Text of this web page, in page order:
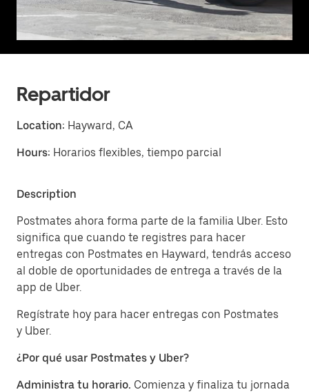
Repartidor
Location: Hayward, CA
Hours: Horarios flexibles, tiempo parcial
Description
Postmates ahora forma parte de la familia Uber. Esto
significa que cuando te registres para hacer
entregas con Postmates en Hayward, tendrás acceso
al doble de oportunidades de entrega a través de la
app de Uber.
Regístrate hoy para hacer entregas con Postmates
y Uber.
¿Por qué usar Postmates y Uber?
Administra tu horario. Comienza y finaliza tu jornada